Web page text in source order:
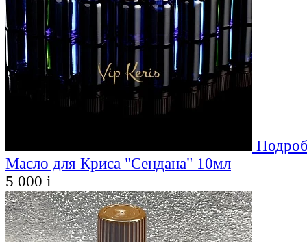
Масло для Криса "Сендана" 10мл
5 000 i